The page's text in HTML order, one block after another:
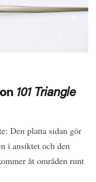
101 Triangle
Den platta sidan gör
i ansiktet och den
åt områden runt